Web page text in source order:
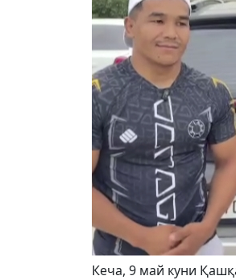
Кеча, 9 май куни